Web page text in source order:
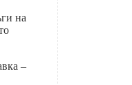
на
–